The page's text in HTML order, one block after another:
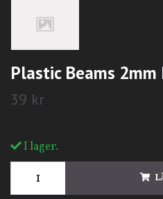
Plastic Beams 2mm
39 kr
I lager.